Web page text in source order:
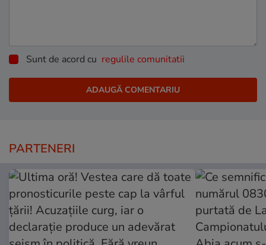
Sunt de acord cu regulile comunitatii
PARTENERI